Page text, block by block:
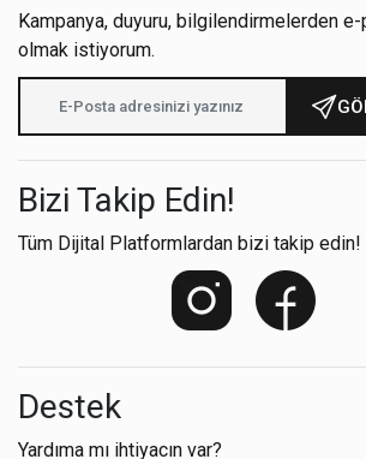
Kampanya, duyuru, bilgilendirmelerden
olmak istiyorum.
Bizi Takip Edin!
Tüm Dijital Platformlardan bizi takip edin!
Destek
Yardıma mı ihtiyacın var?